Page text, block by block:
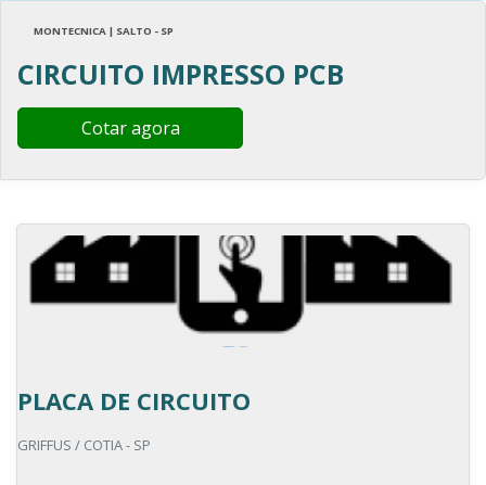
MONTECNICA | SALTO - SP
CIRCUITO IMPRESSO PCB
Cotar agora
PLACA DE CIRCUITO
GRIFFUS / COTIA - SP